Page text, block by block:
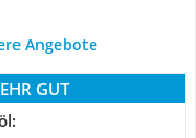
Angebote
GUT